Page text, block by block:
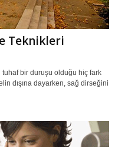
Teknikleri
bir duruşu olduğu hiç fark
dışına dayarken, sağ dirseğini